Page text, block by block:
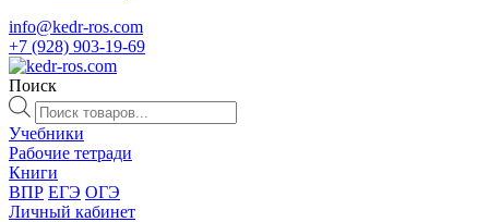
info@kedr-ros.com
+7 (928) 903-19-69
Поиск
Поиск
товаров
Учебники
Рабочие тетради
Книги
ВПР ЕГЭ ОГЭ
Личный кабинет